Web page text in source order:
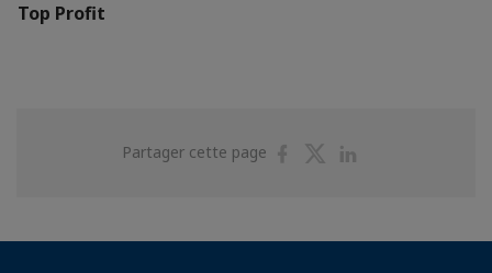
Top Profit
Partager cette page
PartagerPartager